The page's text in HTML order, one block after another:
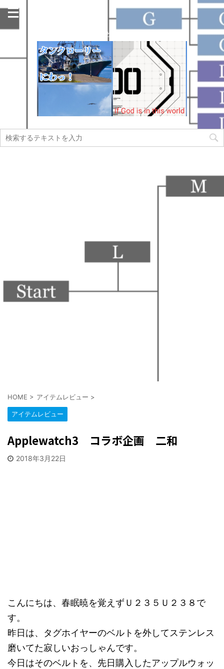
今日も名古屋の街のどこかで走っています！
HOME > アイテムレビュー >
アイテムレビュー
Applewatch3 コラボ企画 二和
2018年3月22日
こんにちは、春眠暁を覚えずＵ２３５Ｕ２３８で
す。
昨日は、タグホイヤーのベルトを外してステンレス
磨いてた寂しいおっしゃんです。
今日はそのベルトを、先日購入したアップルウォッ